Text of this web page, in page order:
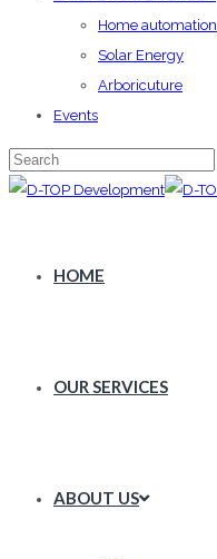
Home automation
Solar Energy
Arboricuture
Events
HOME
OUR SERVICES
ABOUT US